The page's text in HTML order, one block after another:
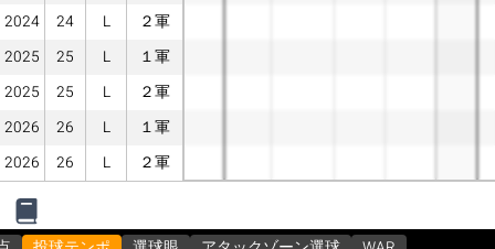
2024
24 L
２軍
2025
25 L
１軍
2025
25 L
２軍
2026
26 L
１軍
2026
26 L ２軍